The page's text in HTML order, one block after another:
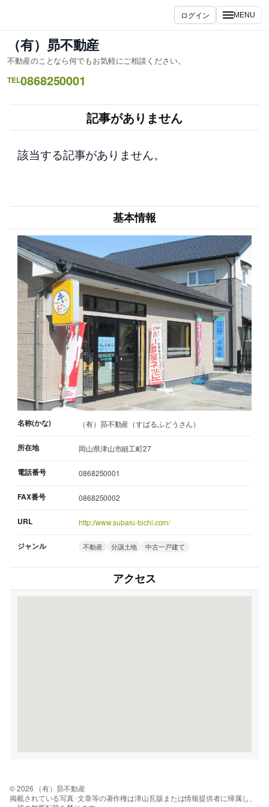
キ
ッ
ログイン MENU
（有）昴不動産
不動産のことなら何でもお気軽にご相談ください。
TEL0868250001
記事がありません
該当する記事がありません。
基本情報
名称(かな) （有）昴不動産（すばるふどうさん）
所在地 岡山県津山市細工町27
電話番号 0868250001
FAX番号 0868250002
URL http://www.subaru-tochi.com/
ジャンル 不動産 分譲土地 中古一戸建て
アクセス
© 2026 （有）昴不動産
掲載されている写真･文章等の著作権は津山瓦版または情報提供者に帰属し、